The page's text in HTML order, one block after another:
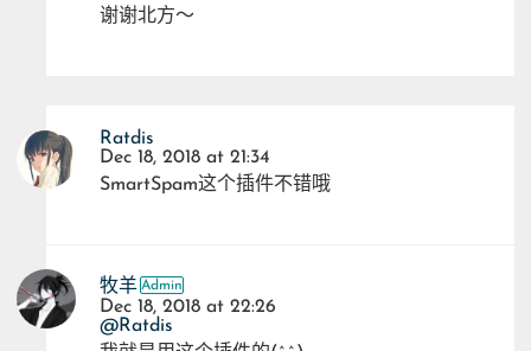
谢谢北方～
Ratdis
Dec 18, 2018 at 21:34
SmartSpam这个插件不错哦
牧羊
Dec 18, 2018 at 22:26
@Ratdis